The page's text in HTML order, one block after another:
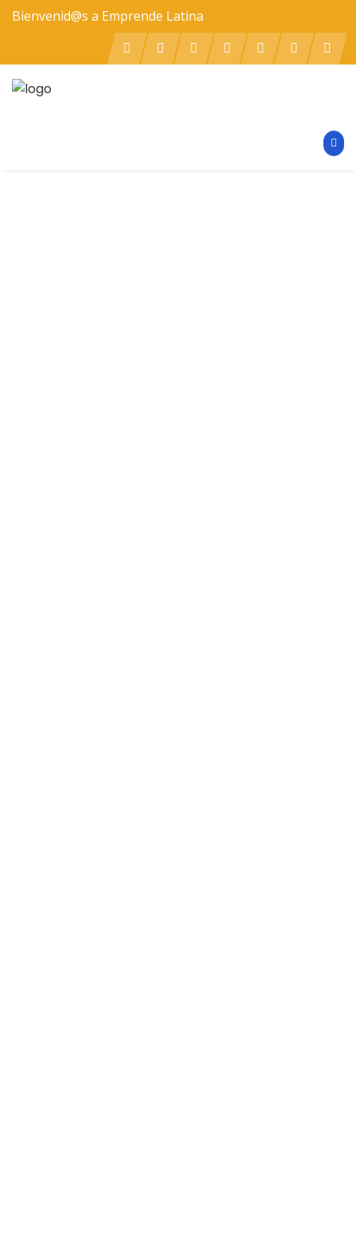
Bienvenid@s a Emprende Latina